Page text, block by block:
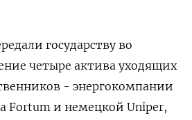
государству во
четыре актива уходящих
- энергокомпании
Fortum и немецкой Uniper,